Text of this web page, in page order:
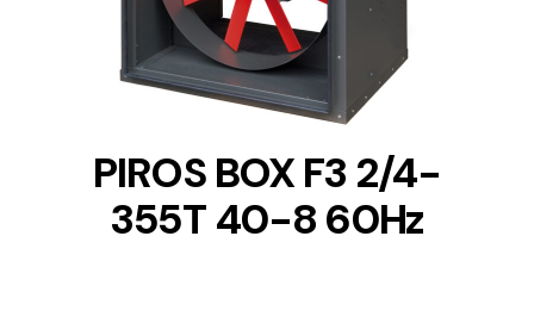
PIROS BOX F3 2/4-
355T 40-8 60Hz